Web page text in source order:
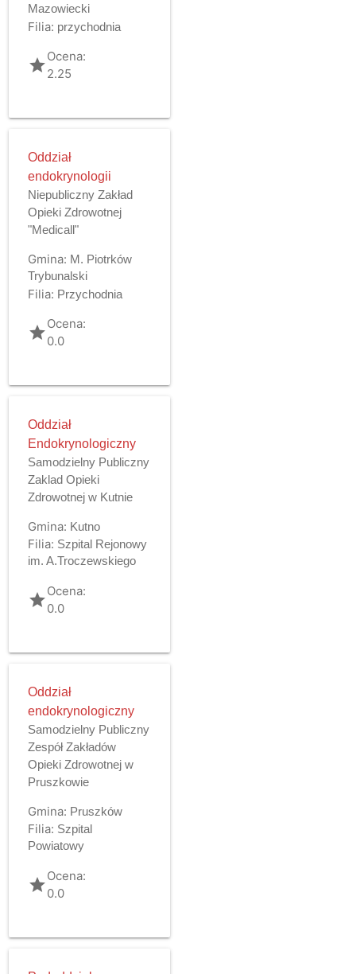
Mazowiecki
Filia: przychodnia
gradeOcena:
2.25
Oddział
endokrynologii
Niepubliczny Zakład
Opieki Zdrowotnej
"Medicall"
Gmina: M. Piotrków
Trybunalski
Filia: Przychodnia
gradeOcena:
0.0
Oddział
Endokrynologiczny
Samodzielny Publiczny
Zaklad Opieki
Zdrowotnej w Kutnie
Gmina: Kutno
Filia: Szpital Rejonowy
im. A.Troczewskiego
gradeOcena:
0.0
Oddział
endokrynologiczny
Samodzielny Publiczny
Zespół Zakładów
Opieki Zdrowotnej w
Pruszkowie
Gmina: Pruszków
Filia: Szpital
Powiatowy
gradeOcena:
0.0